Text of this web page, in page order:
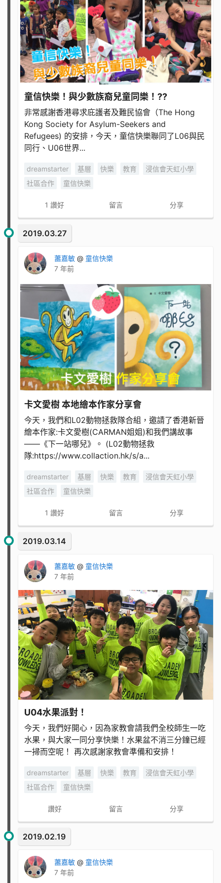
童信快樂！與少數族裔兒童同樂！??
非常感謝香港尋求庇護者及難民協會（The Hong
Kong Society for Asylum-Seekers and
Refugees) 的安排，今天，童信快樂聯同了L06與民
同行、U06世界...
dreamstarter 基層 快樂 教育
浸信會天虹小學
社區合作
童信快樂
1 讚好 留言 分享
2019.03.27
蕭嘉敏 @ 童信快樂
7 年前
卡文愛樹 本地繪本作家分享會
今天，我們和L02動物拯救隊合組，邀請了香港新晉
繪本作家:卡文愛樹(CARMAN姐姐)和我們講故事
——《下一站哪兒》。 (L02動物拯救
隊:https://www.collaction.hk/s/a...
dreamstarter 基層 快樂 教育
浸信會天虹小學
社區合作
童信快樂
1 讚好 留言 分享
2019.03.14
蕭嘉敏 @ 童信快樂
7 年前
U04水果派對！
今天，我們好開心，因為家教會請我們全校師生一吃
水果，與大家一同分享快樂！ ​​​​​​​水果盆不消三分鐘已經
一掃而空呢！ 再次感謝家教會準備和安排！
dreamstarter 基層 快樂 教育
浸信會天虹小學
社區合作
童信快樂
讚好 留言 分享
2019.02.19
蕭嘉敏 @ 童信快樂
7 年前